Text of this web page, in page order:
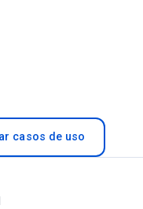
casos de uso